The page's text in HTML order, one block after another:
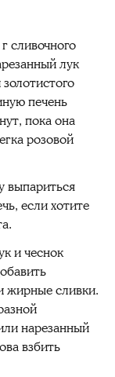
сливочного
лук
печень
пока она
розовой
выпариться
если хотите
и чеснок
жирные сливки.
нарезанный
взбить